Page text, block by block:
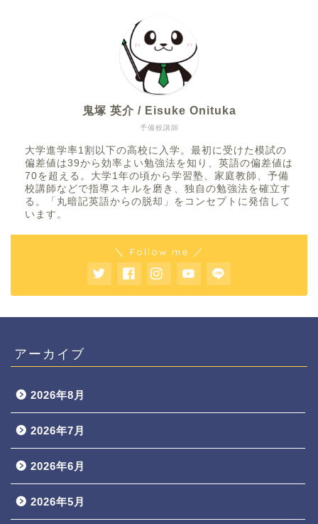
予備校講師
鬼塚 英介 / Eisuke Onituka
大学進学率1割以下の高校に入学。最初に受けた模試の
偏差値は39から効率よい勉強法を知り、英語の偏差値は
70を超える。大学1年の頃から学習塾、家庭教師、予備
校講師などで指導スキルを磨き、独自の勉強法を確立す
る。「丸暗記英語からの脱却」をコンセプトに発信して
います。
＼ Follow me ／
アーカイブ
2026年8月
2026年7月
2026年6月
2026年5月